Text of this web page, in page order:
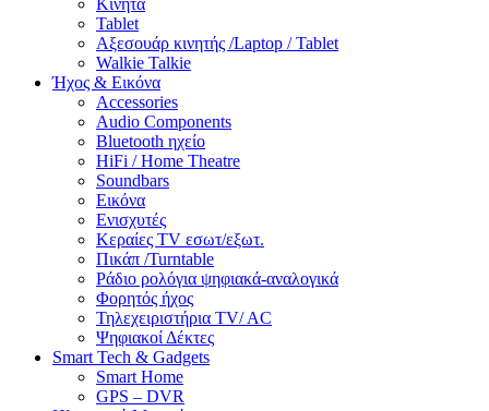
Tablet
Αξεσουάρ κινητής /Laptop / Tablet
Walkie Talkie
Ήχος & Εικόνα
Accessories
Audio Components
Bluetooth ηχείο
HiFi / Home Theatre
Soundbars
Εικόνα
Ενισχυτές
Κεραίες TV εσωτ/εξωτ.
Πικάπ /Turntable
Ράδιο ρολόγια ψηφιακά-αναλογικά
Φορητός ήχος
Τηλεχειριστήρια TV/ AC
Ψηφιακοί Δέκτες
Smart Tech & Gadgets
Smart Home
GPS – DVR